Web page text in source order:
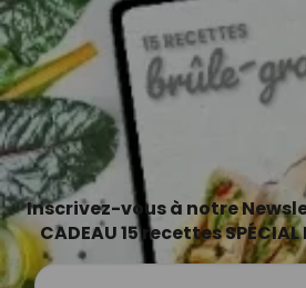
Inscrivez-vous à notre
CADEAU 15 recettes SPÉCIAL